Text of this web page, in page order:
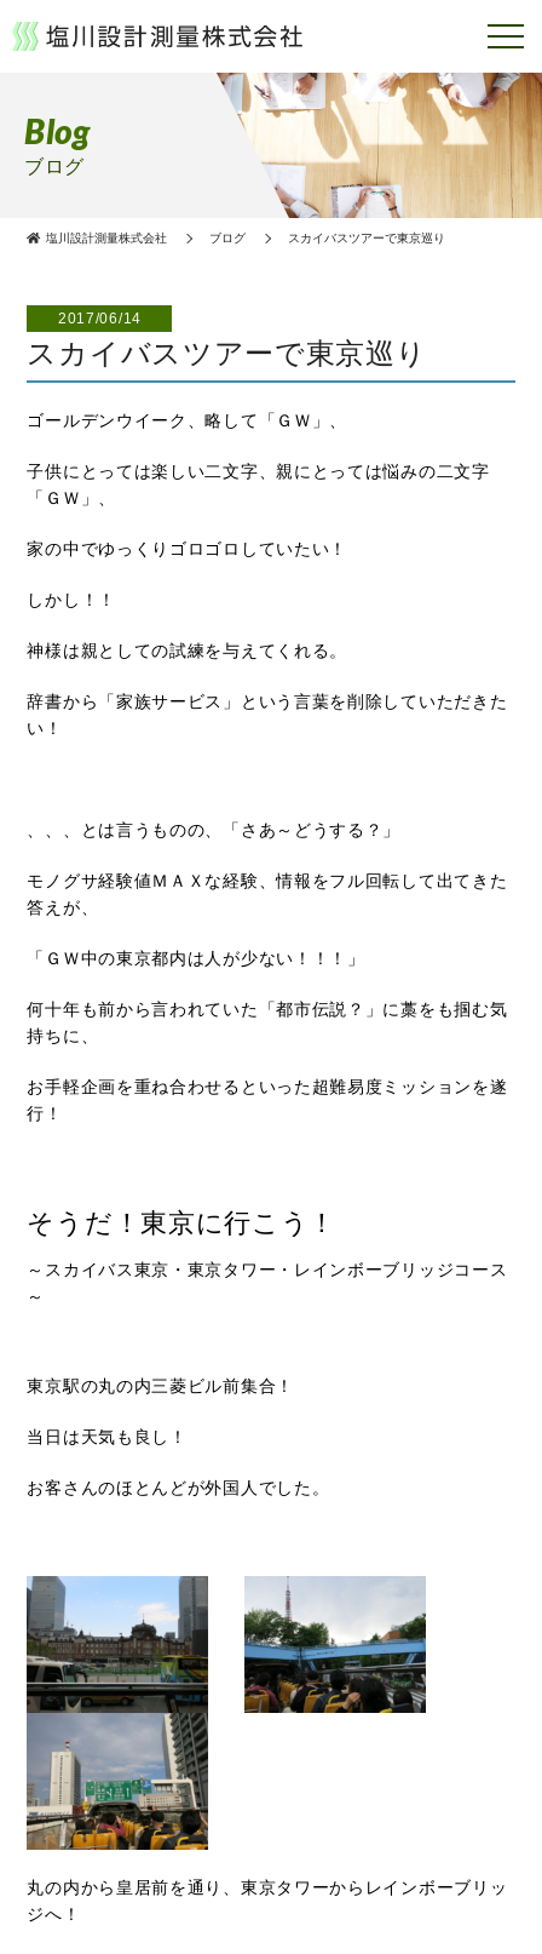
Blog
ブログ
塩川設計測量株式会社 ブログ スカイバスツアーで東京巡り
2017/06/14
スカイバスツアーで東京巡り
ゴールデンウイーク、略して「ＧＷ 」、
子供にとっては楽しい二文字、親にとっては悩みの二文字
「ＧＷ 」、
家の中でゆっくりゴロゴロしていたい！
しかし！！
神様は親としての試練を与えてくれる。
辞書から「家族サービス」という言葉を削除していただきた
い！
、、、とは言うものの、「さあ～どうする？」
モノグサ経験値ＭＡＸ な経験、情報をフル回転して出てきた
答えが、
「ＧＷ中の東京都内は人が少ない！！！」
何十年も前から言われていた「都市伝説？」に藁をも掴む気
持ちに、
お手軽企画を重ね合わせるといった超難易度ミッションを遂
行！
そうだ！東京に行こう！
～スカイバス東京・東京タワー・レインボーブリッジコース
～
東京駅の丸の内三菱ビル前集合！
当日は天気も良し！
お客さんのほとんどが外国人でした。
丸の内から皇居前を通り、東京タワーからレインボーブリッ
ジへ！